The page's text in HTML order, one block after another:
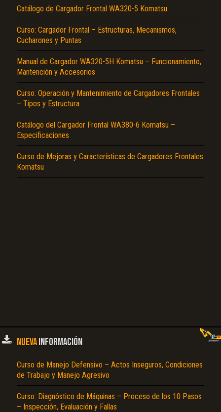
Catálogo de Cargador Frontal WA320-5 Komatsu
Curso: Cargador Frontal – Estructuras, Mecanismos,
Cucharones y Puntas
Manual de Cargador WA320-5H Komatsu – Funcionamiento,
Mantención y Accesorios
Curso: Operación y Mantenimiento de Cargadores Frontales
– Tipos y Estructura
Catálogo del Cargador Frontal WA380-6 Komatsu –
Especificaciones
Curso de Mejoras y Características de Cargadores Frontales
Komatsu
NUEVAINFORMACIÓN
Curso de Manejo Defensivo – Actos Inseguros, Condiciones
de Trabajo y Manejo Agresivo
Curso: Diagnóstico de Máquinas – Proceso de los 10 Pasos
– Inspección, Evaluación y Fallas
El Título es incorrecto según el contenido.
No carga o no se visualiza el contenido.
Reportar otro tipo de error...